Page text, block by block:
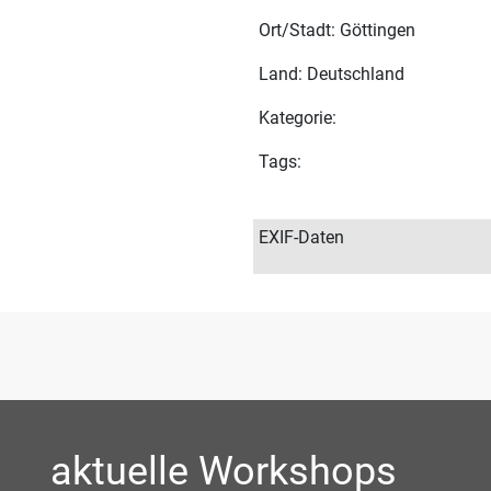
Ort/Stadt: Göttingen
Land: Deutschland
Kategorie:
Tags:
EXIF-Daten
aktuelle Workshops